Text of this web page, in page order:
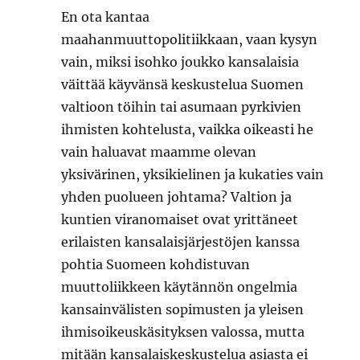
En ota kantaa
maahanmuuttopolitiikkaan, vaan kysyn
vain, miksi isohko joukko kansalaisia
väittää käyvänsä keskustelua Suomen
valtioon töihin tai asumaan pyrkivien
ihmisten kohtelusta, vaikka oikeasti he
vain haluavat maamme olevan
yksivärinen, yksikielinen ja kukaties vain
yhden puolueen johtama? Valtion ja
kuntien viranomaiset ovat yrittäneet
erilaisten kansalaisjärjestöjen kanssa
pohtia Suomeen kohdistuvan
muuttoliikkeen käytännön ongelmia
kansainvälisten sopimusten ja yleisen
ihmisoikeuskäsityksen valossa, mutta
mitään kansalaiskeskustelua asiasta ei